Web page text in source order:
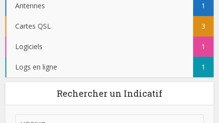
Antennes 1
Cartes QSL 3
Logiciels 1
Logs en ligne 1
Rechercher un Indicatif